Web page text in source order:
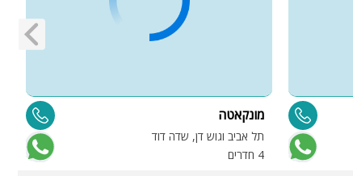
מונקאטה
תל אביב וגוש דן, שדה דוד
4 חדרים